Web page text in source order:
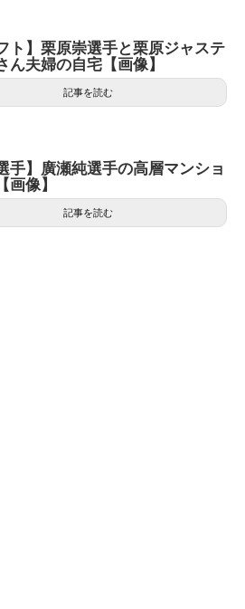
ト】栗原崇選手と栗原ジャステ
ん夫婦の自宅【画像】
記事を読む
手】廣瀬純選手の高層マンショ
画像】
記事を読む